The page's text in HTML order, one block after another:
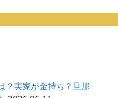
？実家が金持ち？旦那